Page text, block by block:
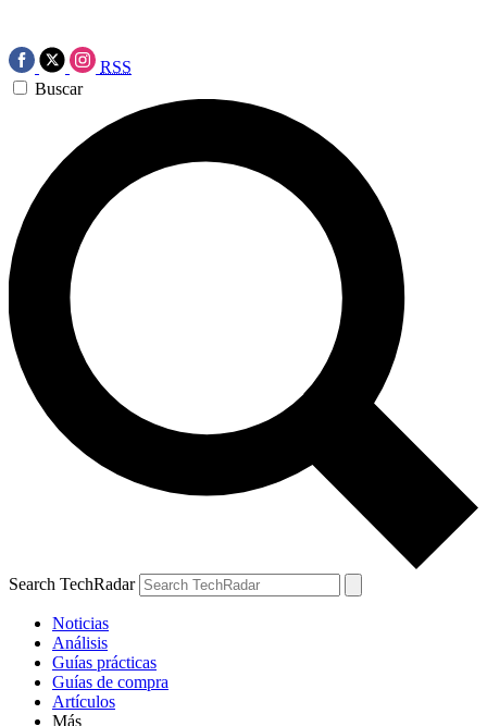
RSS
Buscar
Search TechRadar
Noticias
Análisis
Guías prácticas
Guías de compra
Artículos
Más